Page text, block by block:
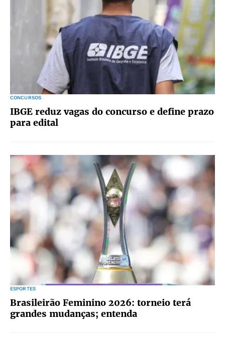
CONCURSOS
IBGE reduz vagas do concurso e define prazo
para edital
ESPORTES
Brasileirão Feminino 2026: torneio terá
grandes mudanças; entenda